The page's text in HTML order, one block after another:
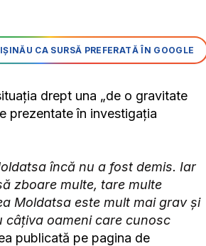
CA SURSĂ PREFERATĂ ÎN GOOGLE
drept una „de o gravitate
prezentate în investigația
încă nu a fost demis. Iar
zboare multe, tare multe
Moldatsa este mult mai grav și
câțiva oameni care cunosc
publicată pe pagina de